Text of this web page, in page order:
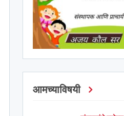
आमच्याविषयी